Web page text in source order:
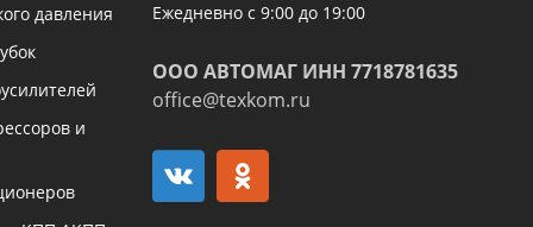
давления
и
Ежедневно с 9:00 до 19:00
ООО АВТОМАГ ИНН 7718781635
office@texkom.ru